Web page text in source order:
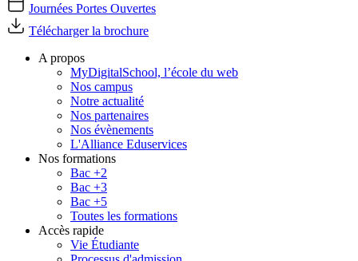
Journées Portes Ouvertes
Télécharger la brochure
A propos
MyDigitalSchool, l’école du web
Nos campus
Notre actualité
Nos partenaires
Nos évènements
L'Alliance Eduservices
Nos formations
Bac +2
Bac +3
Bac +5
Toutes les formations
Accès rapide
Vie Étudiante